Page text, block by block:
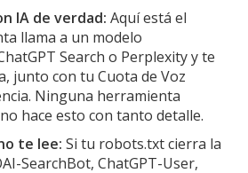
IA de verdad: Aquí está el
llama a un modelo
Search o Perplexity y te
junto con tu Cuota de Voz
Ninguna herramienta
hace esto con tanto detalle.
te lee: Si tu robots.txt cierra la
SearchBot, ChatGPT-User,